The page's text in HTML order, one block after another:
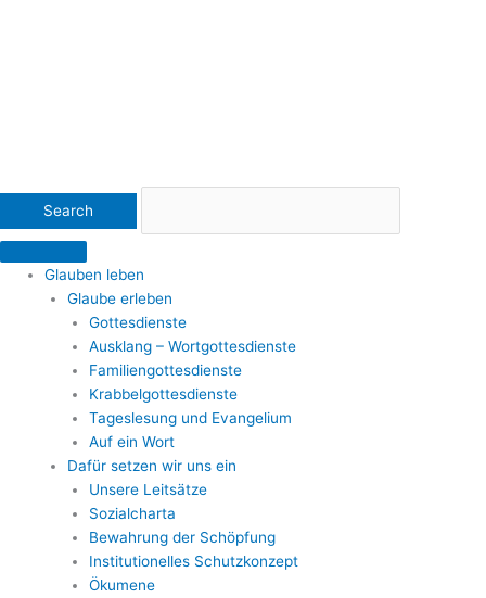
Glauben leben
Glaube erleben
Gottesdienste
Ausklang – Wortgottesdienste
Familiengottesdienste
Krabbelgottesdienste
Tageslesung und Evangelium
Auf ein Wort
Dafür setzen wir uns ein
Unsere Leitsätze
Sozialcharta
Bewahrung der Schöpfung
Institutionelles Schutzkonzept
Ökumene